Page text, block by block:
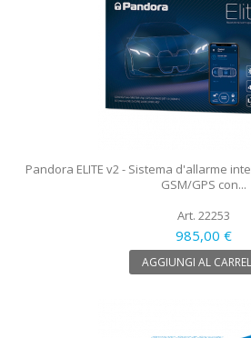
Pandora ELITE v2 - Sistema d'allarme
GSM/GPS con...
Art. 22253
985,00 €
AGGIUNGI AL